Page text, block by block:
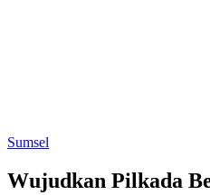
Sumsel
Wujudkan Pilkada